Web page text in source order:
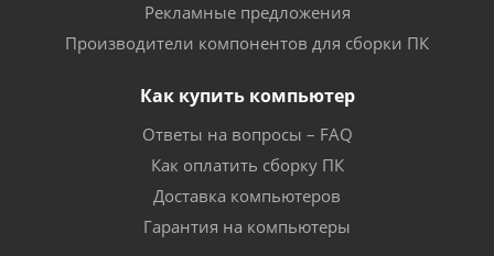
Рекламные предложения
Производители компонентов для сборки ПК
Как купить компьютер
Ответы на вопросы – FAQ
Как оплатить сборку ПК
Доставка компьютеров
Гарантия на компьютеры